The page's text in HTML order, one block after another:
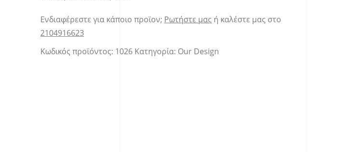
Ενδιαφέρεστε για κάποιο προϊον; Ρωτήστε μας ή καλέστε μας στο
2104916623
Κωδικός προϊόντος: 1026 Κατηγορία: Our Design